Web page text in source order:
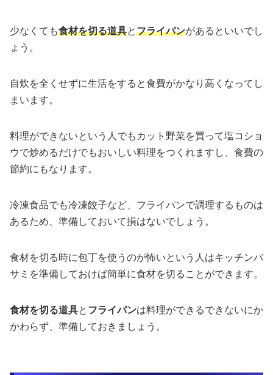
少なくても食材を切る道具とフライパンがあるといいでし
ょう。
自炊を全くせずに生活をすると食費がかなり高くなってし
まいます。
料理ができないという人でもカット野菜を買って塩コショ
ウで炒めるだけでもおいしい料理をつくれますし、食費の
節約にもなります。
冷凍食品でも冷凍餃子など、フライパンで調理するものは
あるため、準備しておいて損はないでしょう。
食材を切る時に包丁を使うのが怖いという人はキッチンバ
サミを準備しておけば簡単に食材を切ることができます。
食材を切る道具と フライパンは料理ができるできないにか
かわらず、準備しておきましょう。